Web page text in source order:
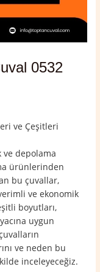
0532
ve Çeşitleri
ve depolama
ürünlerinden
bu çuvallar,
ve ekonomik
boyutları,
uygun
ve neden bu
inceleyeceğiz.